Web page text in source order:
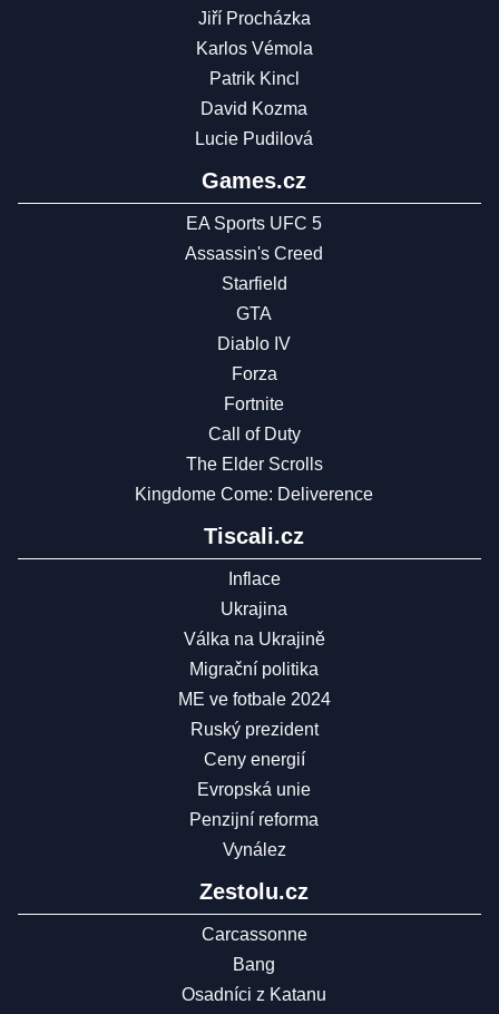
Jiří Procházka
Karlos Vémola
Patrik Kincl
David Kozma
Lucie Pudilová
Games.cz
EA Sports UFC 5
Assassin's Creed
Starfield
GTA
Diablo IV
Forza
Fortnite
Call of Duty
The Elder Scrolls
Kingdome Come: Deliverence
Tiscali.cz
Inflace
Ukrajina
Válka na Ukrajině
Migrační politika
ME ve fotbale 2024
Ruský prezident
Ceny energií
Evropská unie
Penzijní reforma
Vynález
Zestolu.cz
Carcassonne
Bang
Osadníci z Katanu